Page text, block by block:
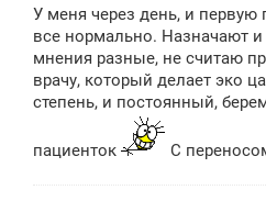
У меня через день, и первую
все нормально. Назначают
мнения разные, не считаю
врачу, который делает эко
степень, и постоянный,
пациенток С